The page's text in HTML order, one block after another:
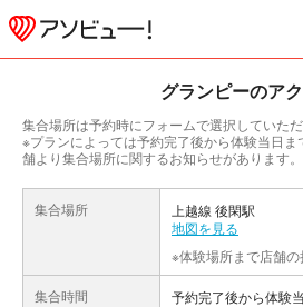
グランピーのア
集合場所は予約時にフォームで選択していただ
※プランによっては予約完了後から体験当日
舗より集合場所に関するお知らせがあります。
集合場所
上越線 後閑駅
地図を見る
※体験場所まで店舗の
集合時間
予約完了後から体験